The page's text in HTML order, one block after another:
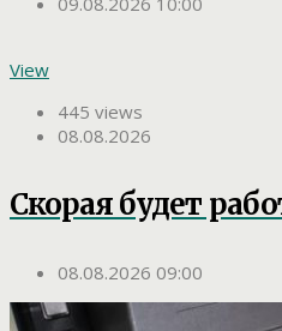
View
445 views
08.08.2026
Скорая будет
08.08.2026 09:00